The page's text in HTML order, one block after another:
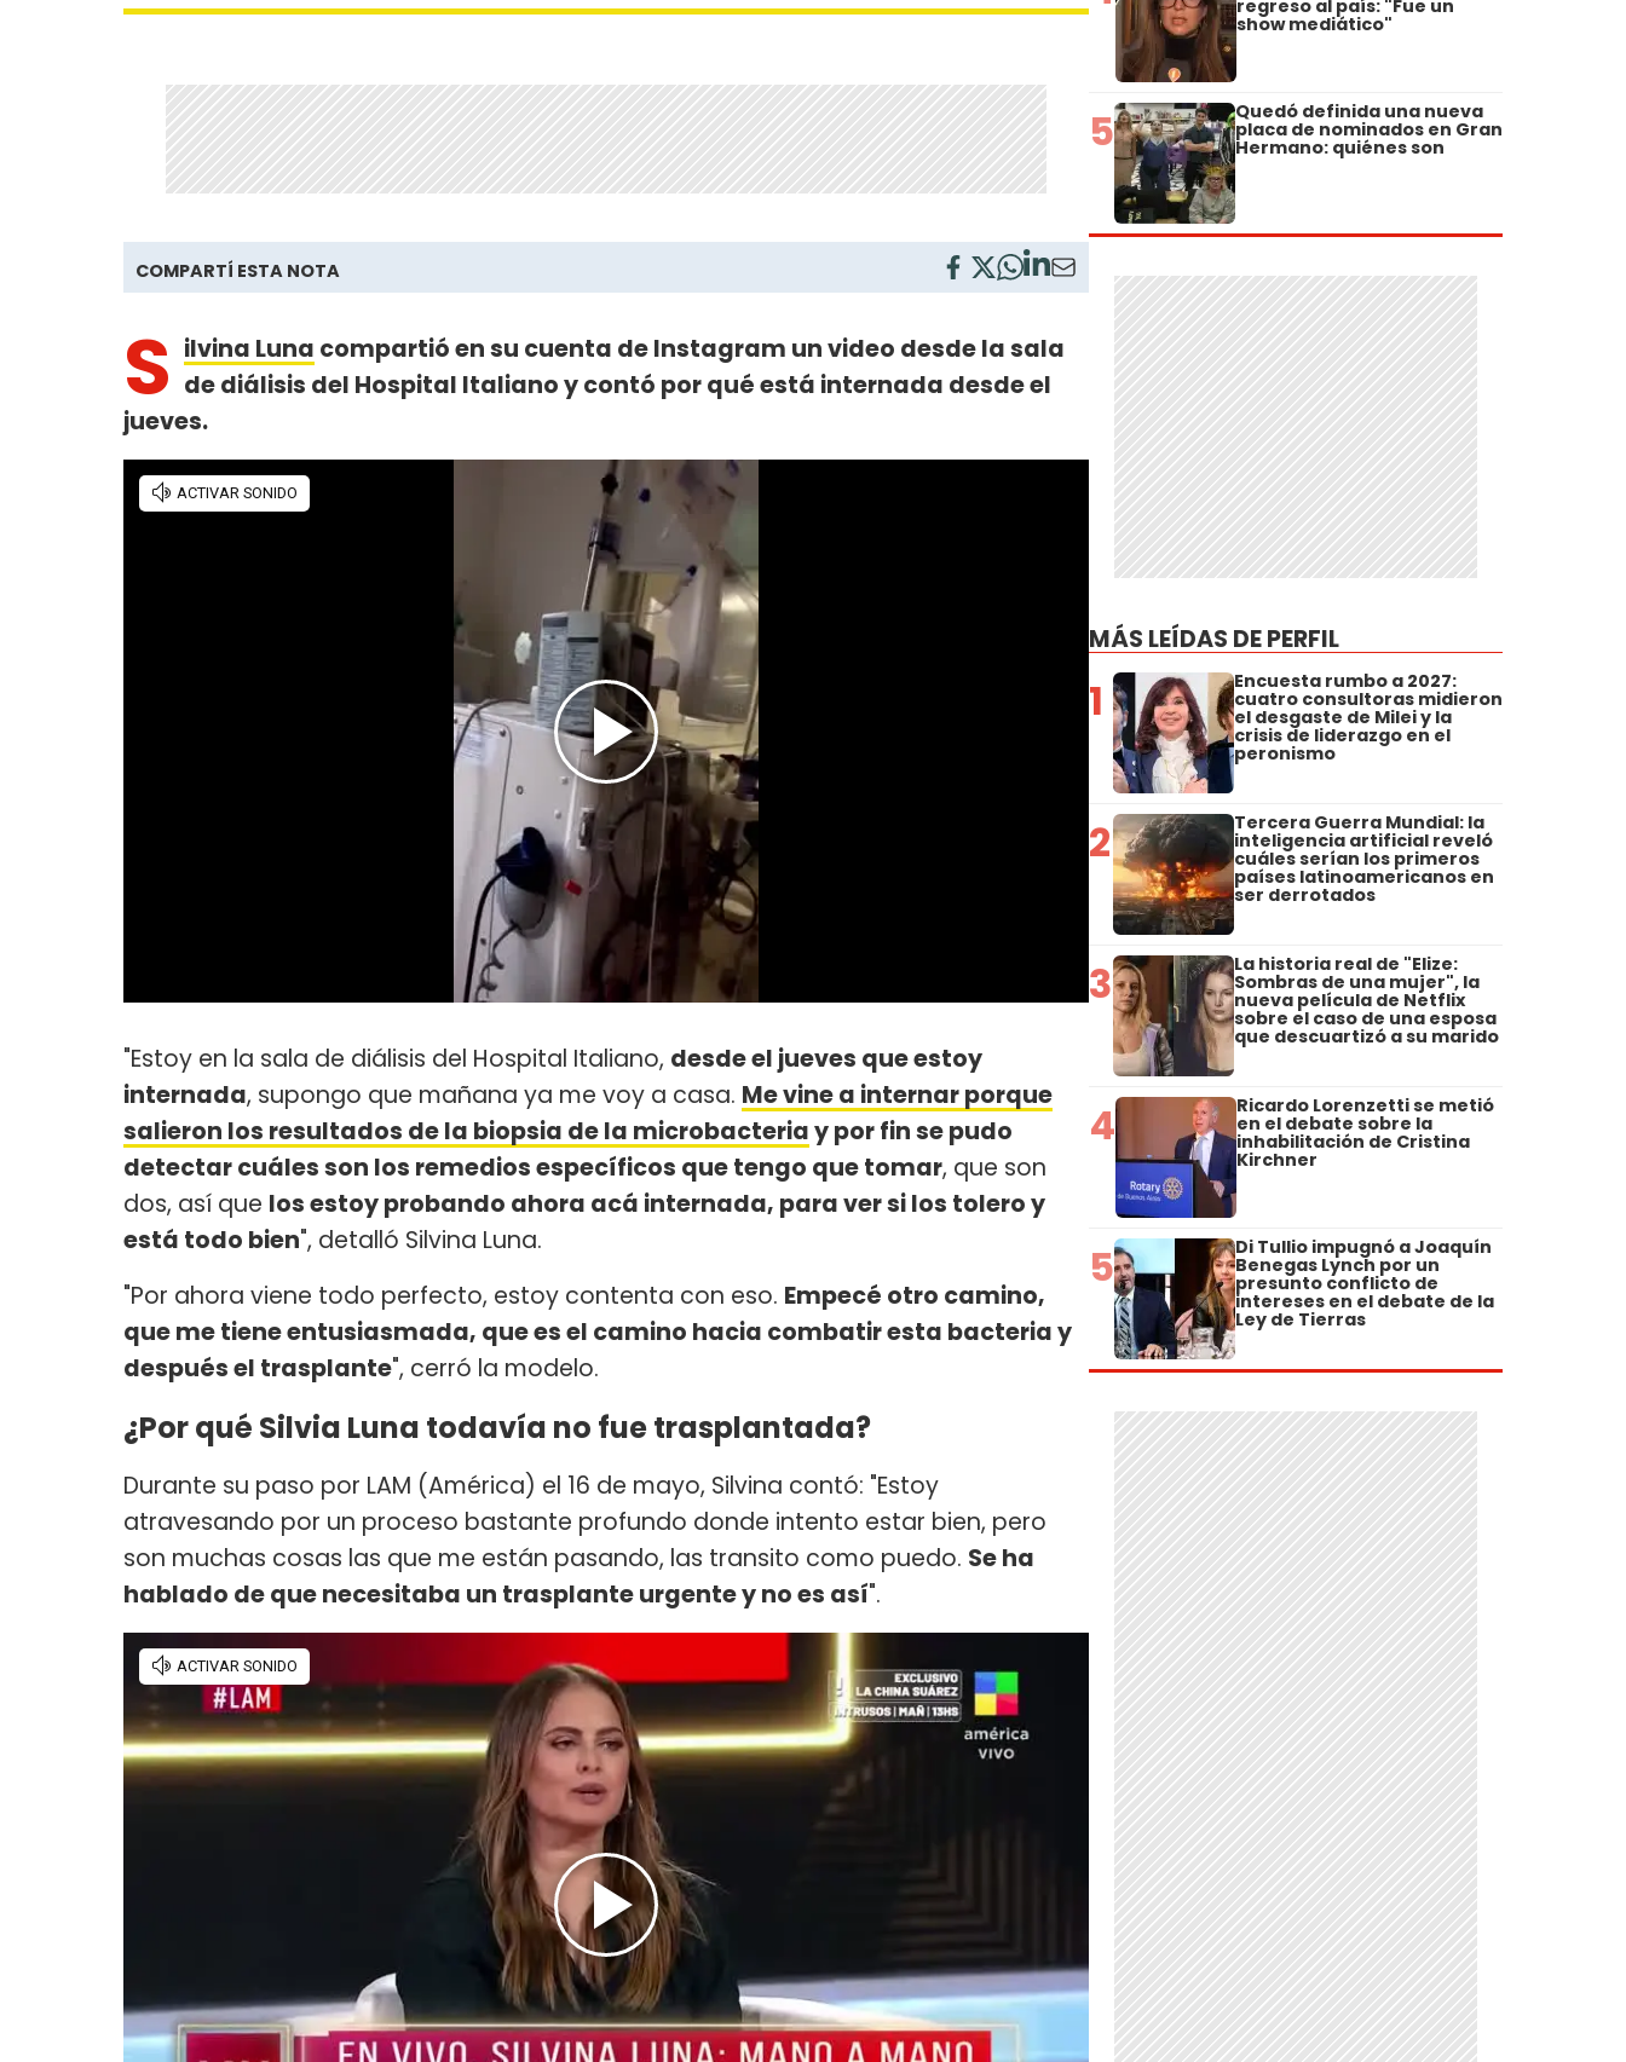
COMPARTÍ ESTA NOTA
S ilvina Luna compartió en su cuenta de Instagram un video desde la sala
de diálisis del Hospital Italiano y contó por qué está internada desde el
jueves.
"Estoy en la sala de diálisis del Hospital Italiano, desde el jueves que estoy
internada, supongo que mañana ya me voy a casa. Me vine a internar porque
salieron los resultados de la biopsia de la microbacteriay por fin se pudo
detectar cuáles son los remedios específicos que tengo que tomar, que son
dos, así que los estoy probando ahora acá internada, para ver si los tolero y
está todo bien", detalló Silvina Luna.
"Por ahora viene todo perfecto, estoy contenta con eso. Empecé otro camino,
que me tiene entusiasmada, que es el camino hacia combatir esta bacteria y
después el trasplante", cerró la modelo.
¿Por qué Silvia Luna todavía no fue trasplantada?
Durante su paso por LAM (América) el 16 de mayo, Silvina contó: "Estoy
atravesando por un proceso bastante profundo donde intento estar bien, pero
son muchas cosas las que me están pasando, las transito como puedo. Se ha
hablado de que necesitaba un trasplante urgente y no es así".
regreso al país: "Fue un
show mediático"
5 Quedó definida una nueva
placa de nominados en Gran
Hermano: quiénes son
MÁS LEÍDAS DE PERFIL
1 Encuesta rumbo a 2027:
cuatro consultoras midieron
el desgaste de Milei y la
crisis de liderazgo en el
peronismo
2 Tercera Guerra Mundial: la
inteligencia artificial reveló
cuáles serían los primeros
países latinoamericanos en
ser derrotados
3 La historia real de "Elize:
Sombras de una mujer", la
nueva película de Netflix
sobre el caso de una esposa
que descuartizó a su marido
4 Ricardo Lorenzetti se metió
en el debate sobre la
inhabilitación de Cristina
Kirchner
5 Di Tullio impugnó a Joaquín
Benegas Lynch por un
presunto conflicto de
intereses en el debate de la
Ley de Tierras